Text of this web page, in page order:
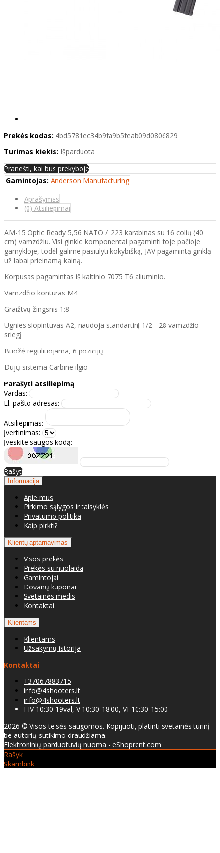
Prekės kodas: 4bd5781ec34b9fa9b5feab09d0806829
Turimas kiekis: Išparduota
Pranešti, kai bus prekyboje
Gamintojas: Anderson Manufacturing
Aprašymas
(0) Atsiliepimai
AM-15 Optic Ready 5,56 NATO / .223 karabinas su 16 colių (40
cm) vamzdžiu. Visi ginklo komponentai pagaminti toje pačioje
gamykloje, todėl galime pasiūlyti kokybišką, JAV pagamintą ginklą
už labai prieinamą kainą.
Korpusas pagamintas iš kaltinio 7075 T6 aliuminio.
Vamzdžio kontūras M4
Graižtvų žingsnis 1:8
Ugnies slopintuvas A2, naudoja standartinį 1/2 - 28 vamzdžio
sriegį
Buožė reguliuojama, 6 pozicijų
Dujų sistema Carbine ilgio
Parašyti atsiliepimą
Vardas:
El. pašto adresas:
Atsiliepimas:
Įvertinimas:
Įveskite saugos kodą:
Rašyti
Informacija
Apie mus
Pirkimo sąlygos ir taisyklės
Privatumo politika
Kaip pirkti?
Klientų aptarnavimas
Visos prekės
Prekės su nuolaida
Gamintojai
Dovanų kuponai
Svetainės medis
Kontaktai
Klientams
Klientams
Užsakymų istorija
Kontaktai
+37067883715
info@4shooters.lt
info@4shooters.lt
I-IV 10:30-19val, V 10:30-18:00, VI-10:30-15:00
2026 © Visos teisės saugomos. Kopijuoti, platinti svetainės turinį
be autorių sutikimo draudžiama.
Elektroninių parduotuvių nuoma - eShoprent.com
Rašyk
Skambink